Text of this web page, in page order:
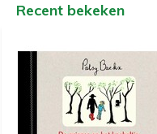
Recent bekeken